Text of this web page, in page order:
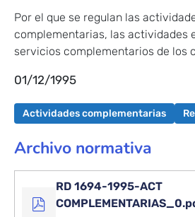
Por el que se regulan las
complementarias, las actividades
servicios complementarios de los
01/12/1995
Actividades complementarias
Archivo normativa
RD 1694-1995-ACT